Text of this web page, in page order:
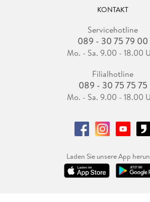
KONTAKT
Servicehotline
089 - 30 75 79 00
Mo. - Sa. 9.00 - 18.00
Filialhotline
089 - 30 75 75 75
Mo. - Sa. 9.00 - 18.00
Laden Sie unsere App